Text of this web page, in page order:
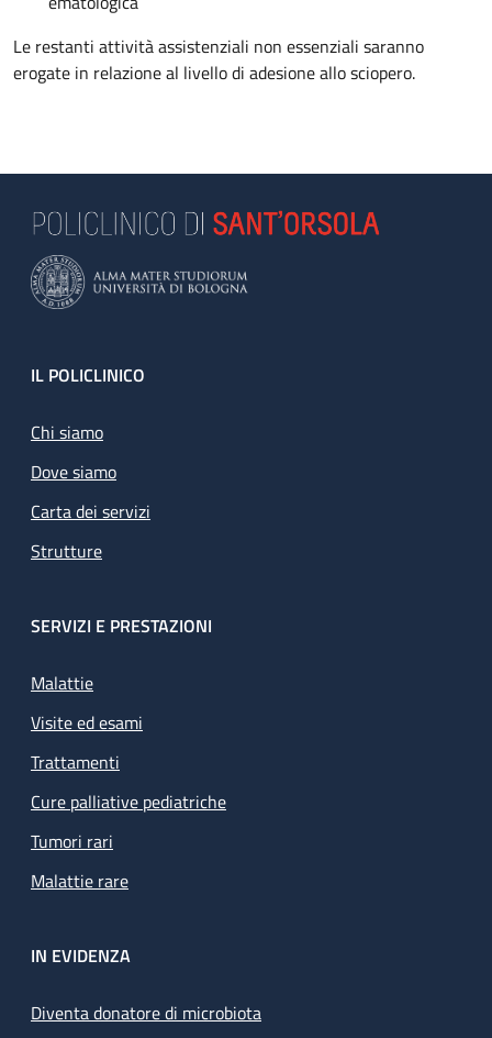
Le restanti attività assistenziali non essenziali saranno
erogate in relazione al livello di adesione allo sciopero.
Footer
IL POLICLINICO
Chi siamo
Dove siamo
Carta dei servizi
Strutture
SERVIZI E PRESTAZIONI
Malattie
Visite ed esami
Trattamenti
Cure palliative pediatriche
Tumori rari
Malattie rare
IN EVIDENZA
Diventa donatore di microbiota